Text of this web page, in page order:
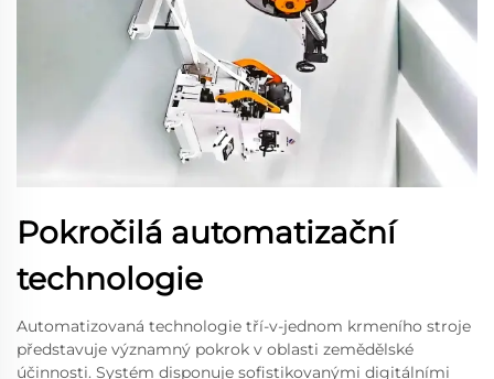
Pokročilá automatizační
technologie
Automatizovaná technologie tří-v-jednom krmeního stroje
představuje významný pokrok v oblasti zemědělské
účinnosti. Systém disponuje sofistikovanými digitálními